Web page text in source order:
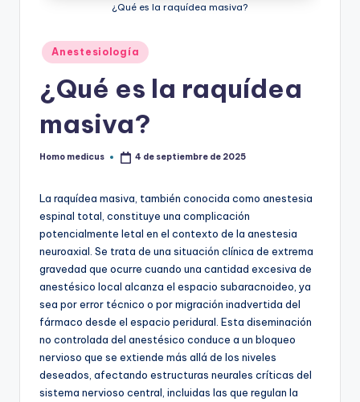
¿Qué es la raquídea masiva?
Publicado
en
Anestesiología
¿Qué es la raquídea
masiva?
Publicado
Homo medicus 4 de septiembre de 2025
La raquídea masiva, también conocida como anestesia
espinal total, constituye una complicación
potencialmente letal en el contexto de la anestesia
neuroaxial. Se trata de una situación clínica de extrema
gravedad que ocurre cuando una cantidad excesiva de
anestésico local alcanza el espacio subaracnoideo, ya
sea por error técnico o por migración inadvertida del
fármaco desde el espacio peridural. Esta diseminación
no controlada del anestésico conduce a un bloqueo
nervioso que se extiende más allá de los niveles
deseados, afectando estructuras neurales críticas del
sistema nervioso central, incluidas las que regulan la